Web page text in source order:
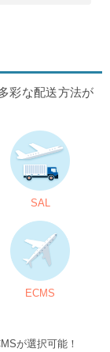
彩な配送方法が
SAL
ECMS
が選択可能！